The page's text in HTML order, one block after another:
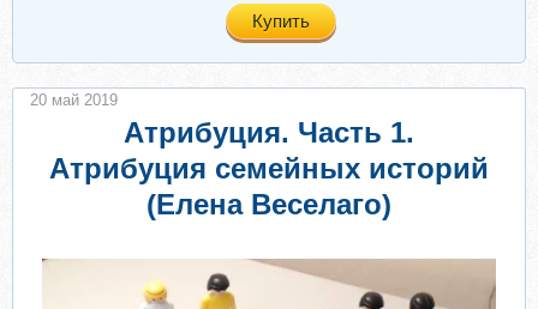
Купить
Атрибуция. Часть 1.
Атрибуция семейных историй
(Елена Веселаго)
20 май 2019